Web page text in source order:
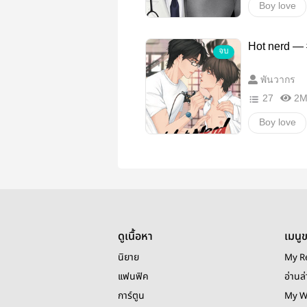
Boy love
จบ Hot nerd —
พันวากร
27
2M
Boy love
ดูเนื้อหา
นิยาย
แฟนฟิค
การ์ตูน
เมนู
My
อ่าน
My